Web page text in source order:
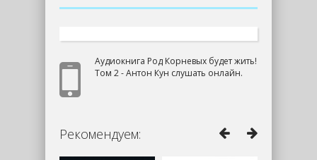
Аудиокнига Род Корневых будет жить!
Том 2 - Антон Кун слушать онлайн.
Рекомендуем: